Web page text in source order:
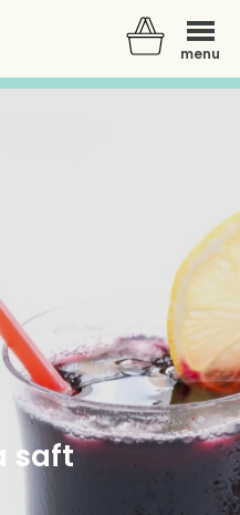
menu
saft